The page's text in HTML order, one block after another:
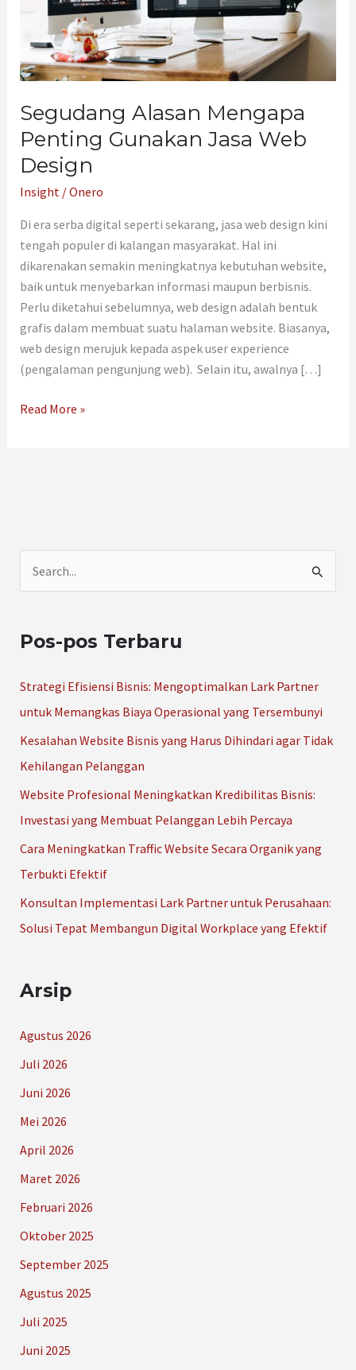
Segudang Alasan Mengapa
Penting Gunakan Jasa Web
Design
Insight/Onero
Di era serba digital seperti sekarang, jasa web design kini
tengah populer di kalangan masyarakat. Hal ini
dikarenakan semakin meningkatnya kebutuhan website,
baik untuk menyebarkan informasi maupun berbisnis.
Perlu diketahui sebelumnya, web design adalah bentuk
grafis dalam membuat suatu halaman website. Biasanya,
web design merujuk kepada aspek user experience
(pengalaman pengunjung web). Selain itu, awalnya […]
Read More »
iPos-pos Terbaru
Strategi Efisiensi Bisnis: Mengoptimalkan Lark Partner
untuk Memangkas Biaya Operasional yang Tersembunyi
Kesalahan Website Bisnis yang Harus Dihindari agar Tidak
Kehilangan Pelanggan
Website Profesional Meningkatkan Kredibilitas Bisnis:
Investasi yang Membuat Pelanggan Lebih Percaya
Cara Meningkatkan Traffic Website Secara Organik yang
Terbukti Efektif
Konsultan Implementasi Lark Partner untuk Perusahaan:
Solusi Tepat Membangun Digital Workplace yang Efektif
Arsip
Agustus 2026
Juli 2026
Juni 2026
Mei 2026
April 2026
Maret 2026
Februari 2026
Oktober 2025
September 2025
Agustus 2025
Juli 2025
Juni 2025